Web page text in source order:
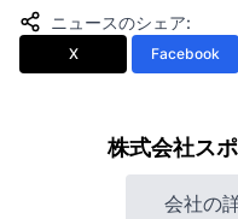
ニュースのシェア:
X Facebook
株式会社ス
会社の